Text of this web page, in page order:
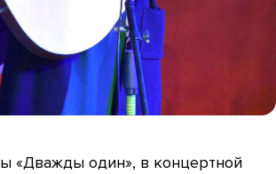
«Дважды один», в концертной